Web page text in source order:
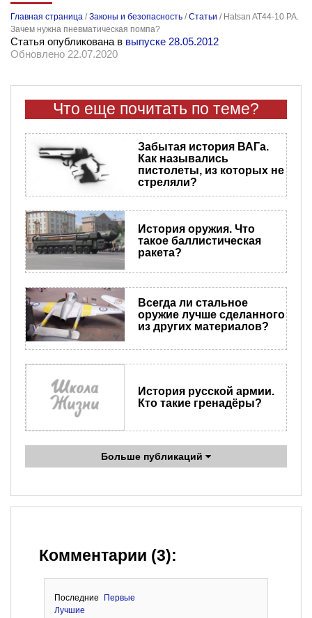
Главная страница /Законы и безопасность /Статьи / Hatsan AT44-10 PA.
Зачем нужна пневматическая помпа?
Статья опубликована в выпуске 28.05.2012
Обновлено 22.07.2020
Что еще почитать по теме?
Забытая история ВАГа.
Как назывались
пистолеты, из которых не
стреляли?
История оружия. Что
такое баллистическая
ракета?
Всегда ли стальное
оружие лучше сделанного
из других материалов?
История русской армии.
Кто такие гренадёры?
Больше публикаций
Комментарии (3):
Последние
Первые
Лучшие